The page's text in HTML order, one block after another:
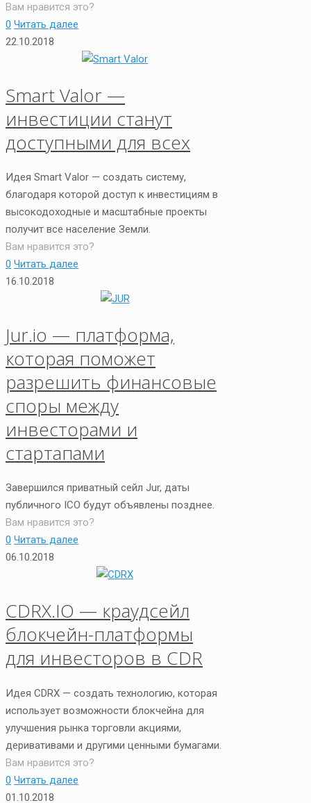
Вам нравится это?
0 Читать далее
22.10.2018
Smart Valor —
инвестиции станут
доступными для всех
Идея Smart Valor — создать систему,
благодаря которой доступ к инвестициям в
высокодоходные и масштабные проекты
получит все население Земли.
Вам нравится это?
0 Читать далее
16.10.2018
Jur.io — платформа,
которая поможет
разрешить финансовые
споры между
инвесторами и
стартапами
Завершился приватный сейл Jur, даты
публичного ICO будут объявлены позднее.
Вам нравится это?
0 Читать далее
06.10.2018
CDRX.IO — краудсейл
блокчейн-платформы
для инвесторов в CDR
Идея CDRX — создать технологию, которая
использует возможности блокчейна для
улучшения рынка торговли акциями,
деривативами и другими ценными бумагами.
Вам нравится это?
0 Читать далее
01.10.2018